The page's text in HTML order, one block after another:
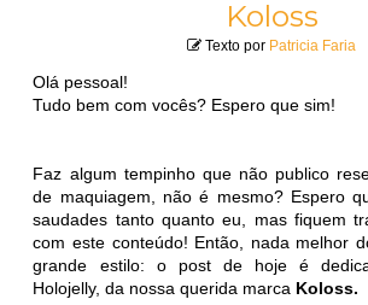
Koloss
Texto por Patricia Faria
Olá pessoal!
Tudo bem com vocês? Espero que sim!
Faz algum tempinho que não publico
de maquiagem, não é mesmo? Espero
saudades tanto quanto eu, mas fiquem
com este conteúdo! Então, nada melhor
grande estilo: o post de hoje é
Holojelly, da nossa querida marca Koloss.